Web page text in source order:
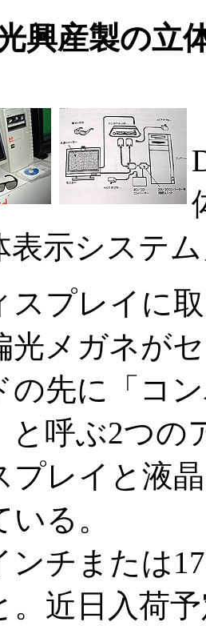
興産製の立
表示システ
プレイに
光メガネが
の先に「コ
と呼ぶ2つの
プレイと液
る。
チまたは
。近日入荷